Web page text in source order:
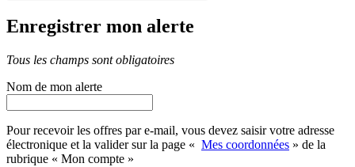
Enregistrer mon alerte
Tous les champs sont obligatoires
Nom de mon alerte
Pour recevoir les offres par e-mail, vous devez saisir votre adresse
électronique et la valider sur la page « Mes coordonnées » de la
rubrique « Mon compte »